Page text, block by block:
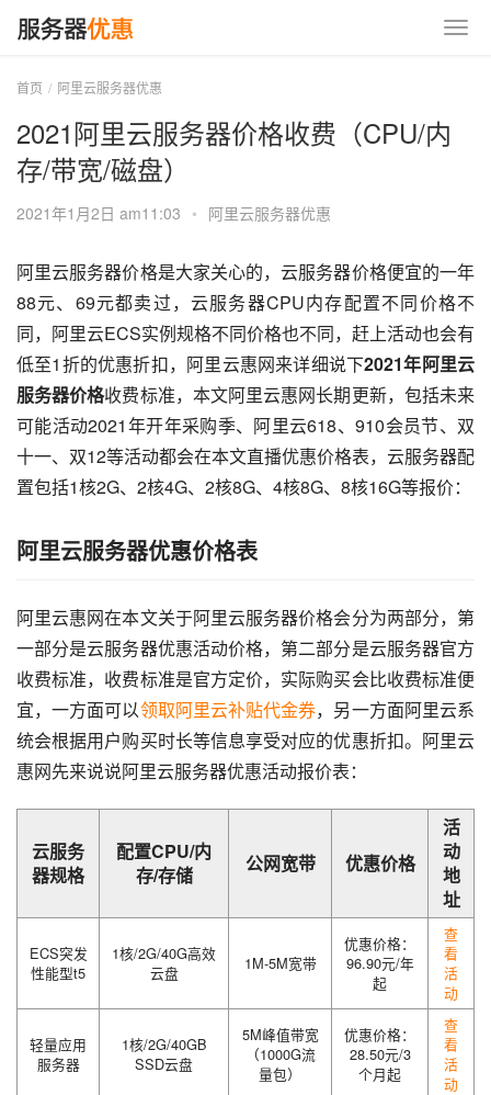
首页 阿里云服务器优惠
2021阿里云服务器价格收费（CPU/内
存/带宽/磁盘）
2021年1月2日 am11:03 • 阿里云服务器优惠
阿里云服务器价格是大家关心的，云服务器价格便宜的一年
88元、69元都卖过，云服务器CPU内存配置不同价格不
同，阿里云ECS实例规格不同价格也不同，赶上活动也会有
低至1折的优惠折扣，阿里云惠网来详细说下2021年阿里云
服务器价格收费标准，本文阿里云惠网长期更新，包括未来
可能活动2021年开年采购季、阿里云618、910会员节、双
十一、双12等活动都会在本文直播优惠价格表，云服务器配
置包括1核2G、2核4G、2核8G、4核8G、8核16G等报价：
阿里云服务器优惠价格表
阿里云惠网在本文关于阿里云服务器价格会分为两部分，第
一部分是云服务器优惠活动价格，第二部分是云服务器官方
收费标准，收费标准是官方定价，实际购买会比收费标准便
宜，一方面可以领取阿里云补贴代金券，另一方面阿里云系
统会根据用户购买时长等信息享受对应的优惠折扣。阿里云
惠网先来说说阿里云服务器优惠活动报价表：
云服务
器规格
配置CPU/内
存/存储
公网宽带 优惠价格
活
动
地
址
ECS突发
性能型t5
1核/2G/40G高效
云盘
1M-5M宽带
优惠价格：
96.90元/年
起
查
看
活
动
轻量应用
服务器
1核/2G/40GB
SSD云盘
5M峰值带宽
（1000G流
量包）
优惠价格：
28.50元/3
个月起
查
看
活
动